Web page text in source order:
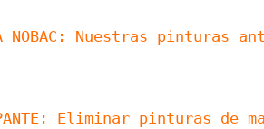
NOBAC: Nuestras pinturas
Eliminar pinturas